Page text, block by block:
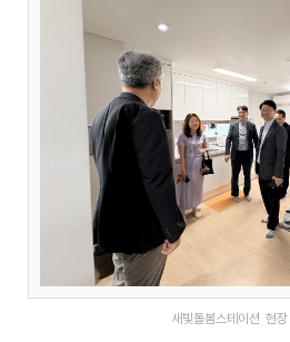
새빛돌봄스테이션 현